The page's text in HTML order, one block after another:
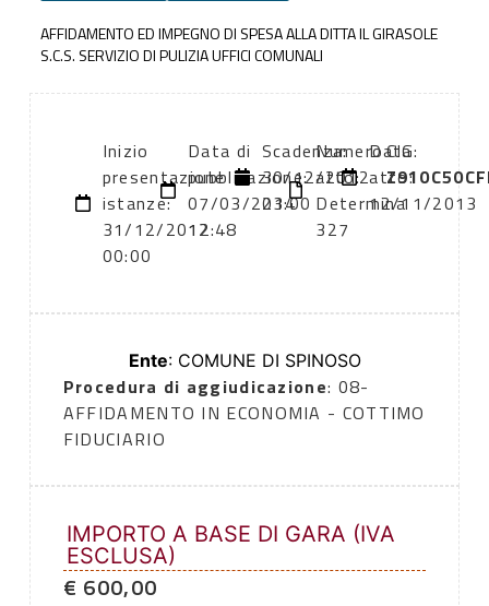
AFFIDAMENTO ED IMPEGNO DI SPESA ALLA DITTA IL GIRASOLE
S.C.S. SERVIZIO DI PULIZIA UFFICI COMUNALI
Inizio
presentazione
istanze:
31/12/2012
00:00
Data di
pubblicazione:
07/03/2014
12:48
Scadenza:
30/12/2012
23:00
Numero
atto:
Determina
327
Data
atto:
12/11/2013
CIG:
Ente: COMUNE DI SPINOSO
Procedura di aggiudicazione: 08-
AFFIDAMENTO IN ECONOMIA - COTTIMO
FIDUCIARIO
IMPORTO A BASE DI GARA (IVA
ESCLUSA)
€ 600,00